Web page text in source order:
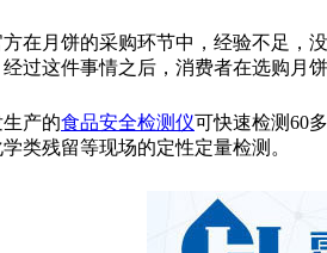
月饼的采购环节中，经验不足，没
过这件事情之后，消费者在选购月
产的食品安全检测仪可快速检测60
类残留等现场的定性定量检测。